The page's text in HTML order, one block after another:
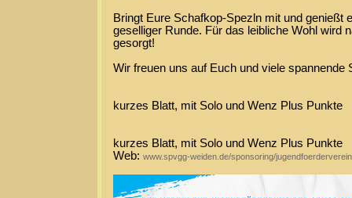
Bringt Eure Schafkop-Spezln mit und genießt
geselliger Runde. Für das leibliche Wohl wird
gesorgt!
Wir freuen uns auf Euch und viele spannende
kurzes Blatt, mit Solo und Wenz Plus Punkte
kurzes Blatt, mit Solo und Wenz Plus Punkte
Web: www.spvgg-weiden.de/sponsoring/jugendfoerderverein